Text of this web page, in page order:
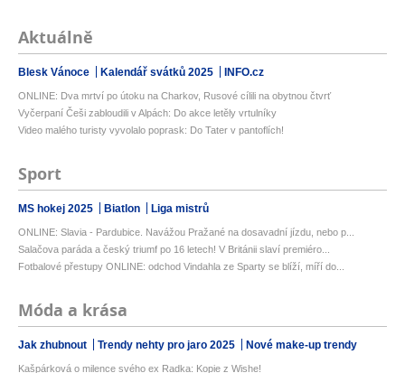
Aktuálně
Blesk Vánoce Kalendář svátků 2025 INFO.cz
ONLINE: Dva mrtví po útoku na Charkov, Rusové cílili na obytnou čtvrť
Vyčerpaní Češi zabloudili v Alpách: Do akce letěly vrtulníky
Video malého turisty vyvolalo poprask: Do Tater v pantoflích!
Sport
MS hokej 2025 Biatlon Liga mistrů
ONLINE: Slavia - Pardubice. Navážou Pražané na dosavadní jízdu, nebo p...
Salačova paráda a český triumf po 16 letech! V Británii slaví premiéro...
Fotbalové přestupy ONLINE: odchod Vindahla ze Sparty se blíží, míří do...
Móda a krása
Jak zhubnout Trendy nehty pro jaro 2025 Nové make-up trendy
Kašpárková o milence svého ex Radka: Kopie z Wishe!